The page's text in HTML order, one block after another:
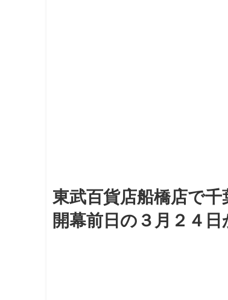
東武百貨店船橋店で
開幕前日の３月２４